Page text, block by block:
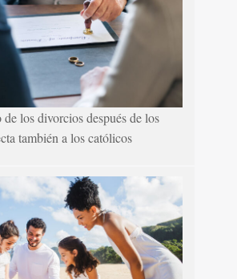
los divorcios después de los
también a los católicos